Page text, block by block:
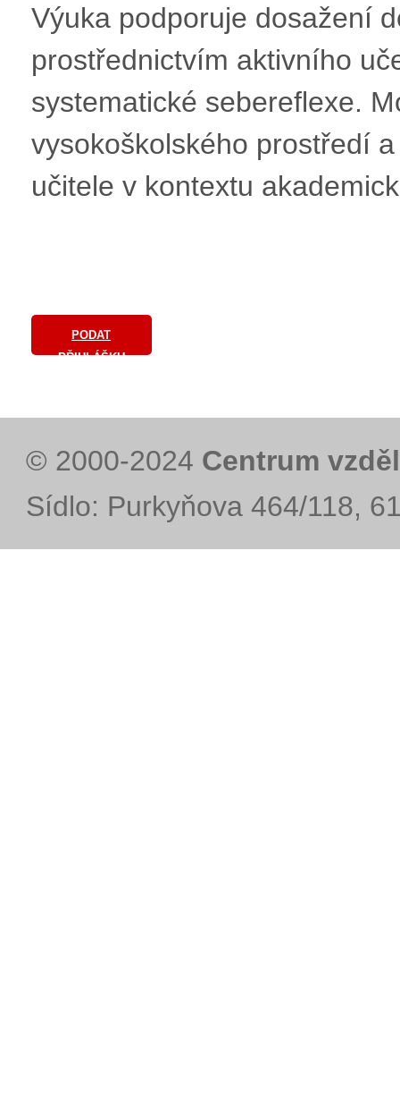
Výuka podporuje dosažení
prostřednictvím aktivního
systematické sebereflexe.
vysokoškolského prostředí
učitele v kontextu
PODAT
PŘIHLÁŠKU
© 2000-2024 Centrum
Sídlo: Purkyňova 464/118,